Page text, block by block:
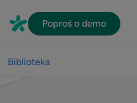
Poproś o demo
Biblioteka